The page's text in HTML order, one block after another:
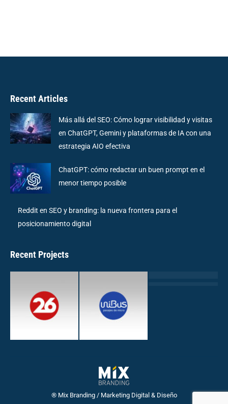
Recent Articles
Más allá del SEO: Cómo lograr visibilidad y visitas
en ChatGPT, Gemini y plataformas de IA con una
estrategia AIO efectiva
ChatGPT: cómo redactar un buen prompt en el
menor tiempo posible
Reddit en SEO y branding: la nueva frontera para el
posicionamiento digital
Recent Projects
® Mix Branding / Marketing Digital & Diseño